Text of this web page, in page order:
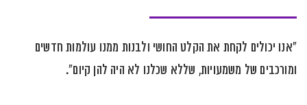
"אנו יכולים לקחת את הקלט החושי ולבנות ממנו עולמות חדשים
ומורכבים של משמעויות, שללא שכלנו לא היה להן קיום".